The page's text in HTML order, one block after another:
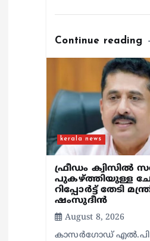
Continue reading
kerala news
ഫ്രീഡം ക്വിസിൽ
പുകഴ്ത്തിയുള്ള
റിപ്പോർട്ട് തേടി
ഷംസുദീൻ
August 8, 2026
കാസർഗോഡ് എൽ.പി